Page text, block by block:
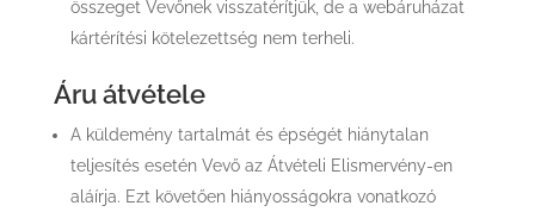
összeget Vevőnek visszatérítjük, de a webáruházat
kártérítési kötelezettség nem terheli.
Áru átvétele
A küldemény tartalmát és épségét hiánytalan
teljesítés esetén Vevő az Átvételi Elismervény-en
aláírja. Ezt követően hiányosságokra vonatkozó